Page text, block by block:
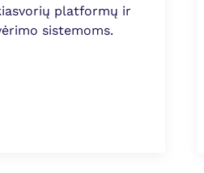
platformų ir
sistemoms.